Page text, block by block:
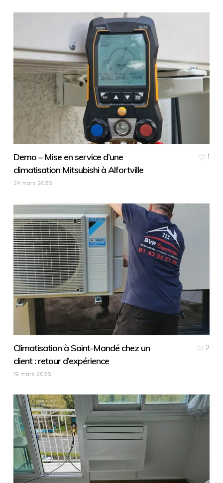
Demo – Mise en service d’une
climatisation Mitsubishi à Alfortville
24 mars 2026
1
Climatisation à Saint-Mandé chez un
client : retour d’expérience
19 mars 2026
2